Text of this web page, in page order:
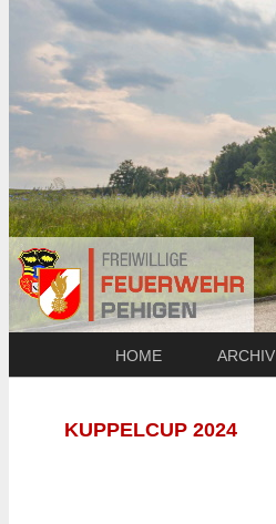
HOME ARCHIV
KUPPELCUP 2024